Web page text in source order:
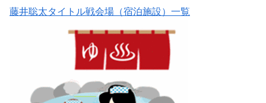
藤井聡太タイトル戦会場（宿泊施設）一覧